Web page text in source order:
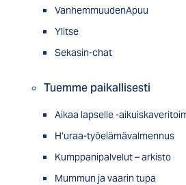
VanhemmuudenApuu
Ylitse
Sekasin-chat
Tuemme paikallisesti
Aikaa lapselle -
H’uraa-työelämävalmennus
Kumppanipalvelut – arkisto
Mummun ja vaarin tupa